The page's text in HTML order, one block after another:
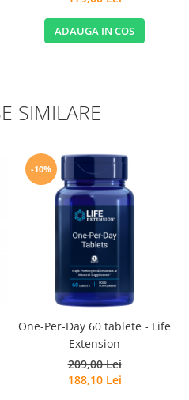
ADAUGA IN COS
SIMILARE
-10%
One-Per-Day 60 tablete - Life
Extension
209,00 Lei
188,10 Lei